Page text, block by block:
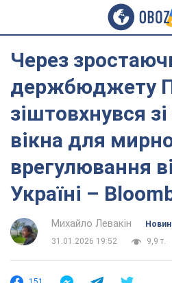
Через
держбюджету
зіштовхнувся
вікна для
врегулювання
Україні –
Михайло Левакін
31.01.2026 19:52
9,9 т.